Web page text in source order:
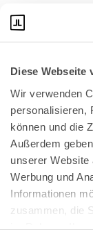
Diese Webseite
Wir verwenden
personalisieren,
können und die
Außerdem
unserer
Werbung und
Informationen
zusammen, die
im Rahmen
53113 Bonn
Impressum|